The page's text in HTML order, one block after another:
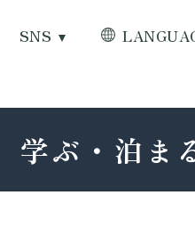
SNS
学ぶ・泊ま